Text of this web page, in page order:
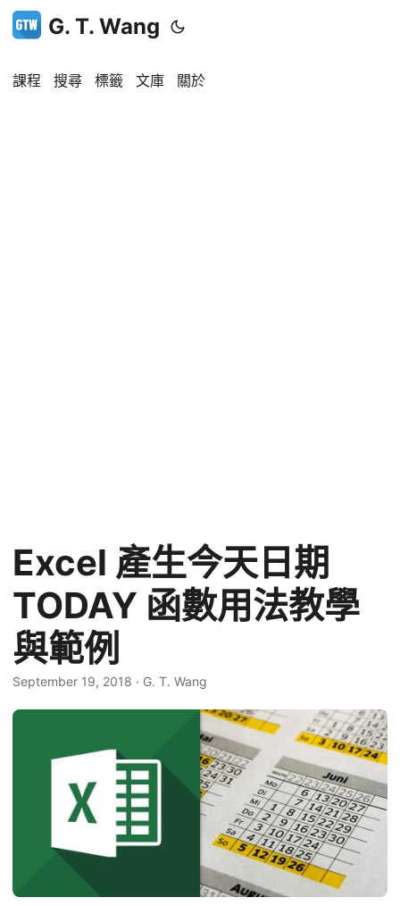
G. T. Wang
課程 搜尋 標籤 文庫 關於
Excel 產生今天日期
TODAY 函數用法教學
與範例
September 19, 2018 · G. T. Wang